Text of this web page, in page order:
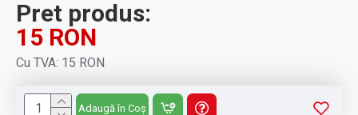
Pret produs:
15 RON
Cu TVA: 15 RON
Adaugă în Coș